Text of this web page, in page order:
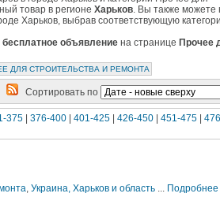
товар в регионе Харьков. Вы также можете
Харьков, выбрав соответствующую
бесплатное объявление на странице Прочее
ДЛЯ СТРОИТЕЛЬСТВА И РЕМОНТА
Сортировать по
375 376-400 401-425 426-450 451-475
, Украина, Харьков и область ... Подробнее